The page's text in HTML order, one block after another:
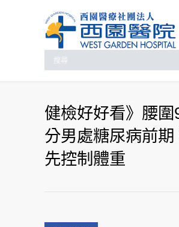
健檢好好看》腰圍
分男處糖尿病前期
先控制體重